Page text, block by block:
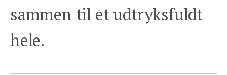
sammen til et udtryksfuldt
hele.